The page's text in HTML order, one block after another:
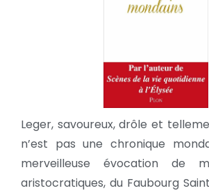
Leger, savoureux, drôle et
n’est pas une chronique
merveilleuse évocation de
aristocratiques, du Faubourg